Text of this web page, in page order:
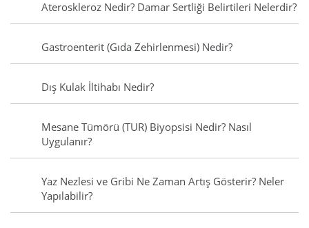
Ateroskleroz Nedir? Damar Sertliği Belirtileri Nelerdir?
Gastroenterit (Gıda Zehirlenmesi) Nedir?
Dış Kulak İltihabı Nedir?
Mesane Tümörü (TUR) Biyopsisi Nedir? Nasıl
Uygulanır?
Yaz Nezlesi ve Gribi Ne Zaman Artış Gösterir? Neler
Yapılabilir?